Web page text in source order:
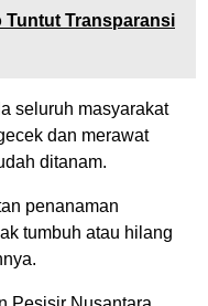
Tuntut Transparansi
seluruh masyarakat
dan merawat
ditanam.
penanaman
tumbuh atau hilang